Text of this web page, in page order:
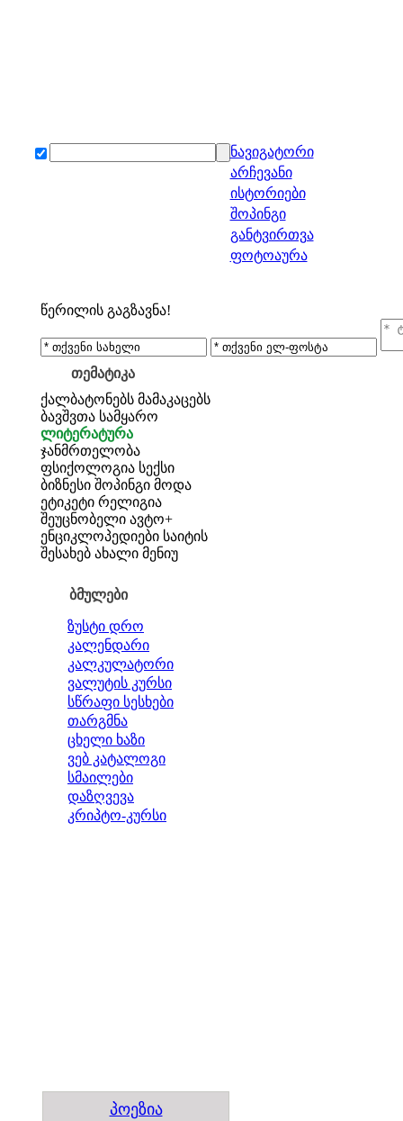
ნავიგატორი
არჩევანი
ისტორიები
შოპინგი
განტვირთვა
ფოტოაურა
წერილის გაგზავნა!
თემატიკა
ქალბატონებს მამაკაცებს
ბავშვთა სამყარო
ლიტერატურა
ჯანმრთელობა
ფსიქოლოგია სექსი
ბიზნესი შოპინგი მოდა
ეტიკეტი რელიგია
შეუცნობელი ავტო+
ენციკლოპედიები საიტის
შესახებ ახალი მენიუ
ბმულები
ზუსტი დრო
კალენდარი
კალკულატორი
ვალუტის კურსი
სწრაფი სესხები
თარგმნა
ცხელი ხაზი
ვებ კატალოგი
სმაილები
დაზღვევა
კრიპტო-კურსი
პოეზია